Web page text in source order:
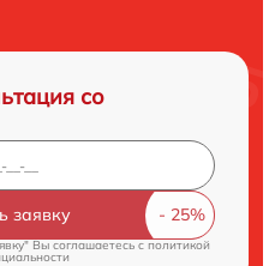
со
заявку
Вы соглашаетесь cполитикой